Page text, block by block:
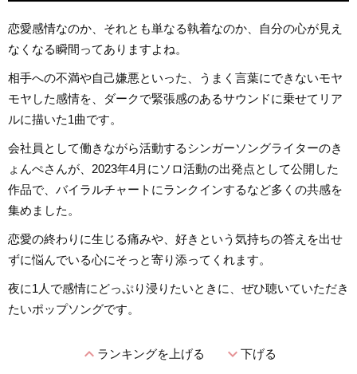
恋愛感情なのか、それとも単なる執着なのか、自分の心が見え
なくなる瞬間ってありますよね。
相手への不満や自己嫌悪といった、うまく言葉にできないモヤ
モヤした感情を、ダークで緊張感のあるサウンドに乗せてリア
ルに描いた1曲です。
会社員として働きながら活動するシンガーソングライターのき
ょんぺさんが、2023年4月にソロ活動の出発点として公開した
作品で、バイラルチャートにランクインするなど多くの共感を
集めました。
恋愛の終わりに生じる痛みや、好きという気持ちの答えを出せ
ずに悩んでいる心にそっと寄り添ってくれます。
夜に1人で感情にどっぷり浸りたいときに、ぜひ聴いていただき
たいポップソングです。
expand_lessランキングを上げる expand_more下げる